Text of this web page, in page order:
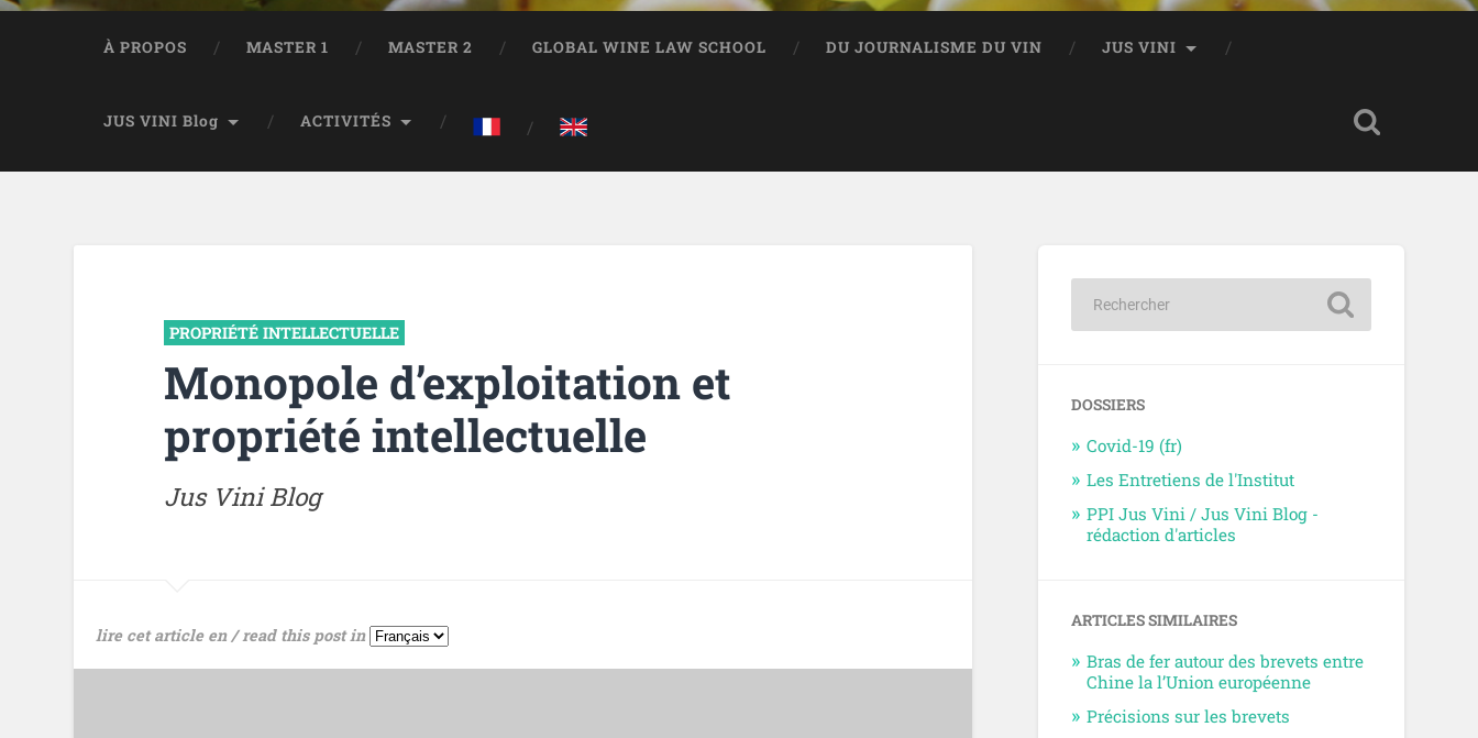
À PROPOS MASTER 1 MASTER 2 GLOBAL WINE LAW SCHOOL DU JOURNALISME DU VIN JUS VINI
JUS VINI Blog ACTIVITÉS
PROPRIÉTÉ INTELLECTUELLE
Monopole d’exploitation et
propriété intellectuelle
Jus Vini Blog
lire cet article en / read this post in
DOSSIERS
Covid-19 (fr)
Les Entretiens de l'Institut
PPI Jus Vini / Jus Vini Blog -
rédaction d'articles
ARTICLES SIMILAIRES
Bras de fer autour des brevets entre
Chine la l’Union européenne
Précisions sur les brevets